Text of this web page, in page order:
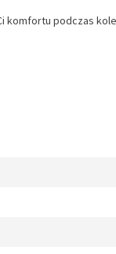
podczas